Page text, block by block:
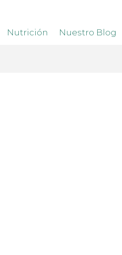
Nutrición Nuestro Blog